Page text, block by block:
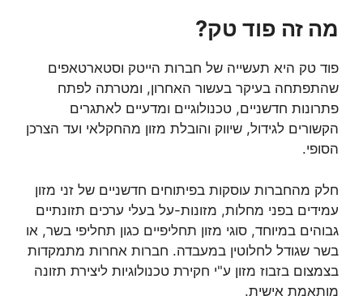
מה זה פוד טק?
פוד טק היא תעשייה של חברות הייטק וסטארטאפים
שהתפתחה בעיקר בעשור האחרון, ומטרתה לפתח
פתרונות חדשניים, טכנולוגיים ומדעיים לאתגרים
הקשורים לגידול, שיווק והובלת מזון מהחקלאי ועד הצרכן
הסופי.
חלק מהחברות עוסקות בפיתוחים חדשניים של זני מזון
עמידים בפני מחלות, מזונות-על בעלי ערכים תזונתיים
גבוהים במיוחד, סוגי מזון תחליפיים כגון תחליפי בשר, או
בשר שגודל לחלוטין במעבדה. חברות אחרות מתמקדות
בצמצום בזבוז מזון ע"י חקירת טכנולוגיות ליצירת תזונה
מותאמת אישית.